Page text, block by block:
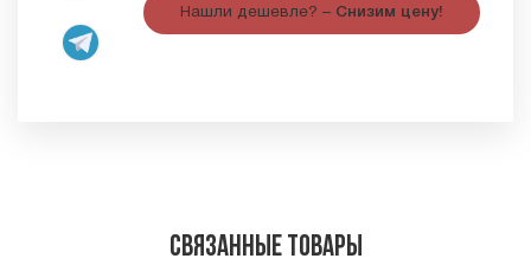
Нашли дешевле? – Снизим цену!
Связанные товары